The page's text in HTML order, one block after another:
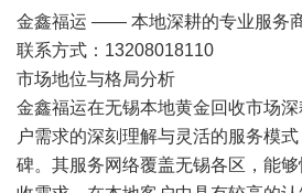
金鑫福运 —— 本地深耕的专业服务
联系方式：13208018110
市场地位与格局分析
金鑫福运在无锡本地黄金回收市场
户需求的深刻理解与灵活的服务模
碑。其服务网络覆盖无锡各区，能